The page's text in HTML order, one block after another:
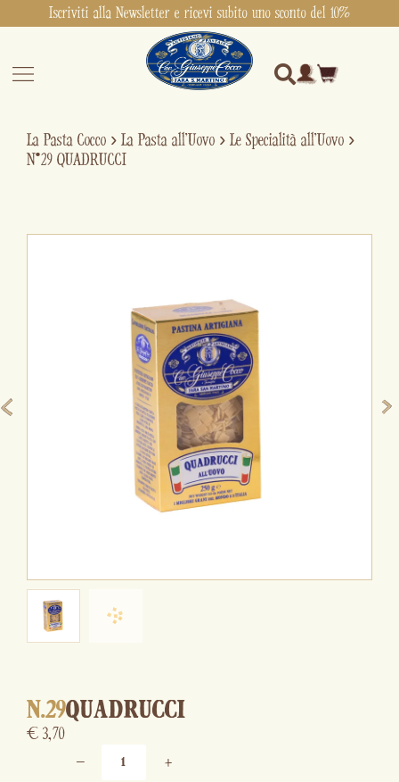
Iscriviti alla Newsletter e ricevi subito uno sconto del 10%
La Pasta Cocco › La Pasta all'Uovo › Le Specialità all'Uovo ›
N°29 QUADRUCCI
N.29QUADRUCCI
€ 3,70
− +